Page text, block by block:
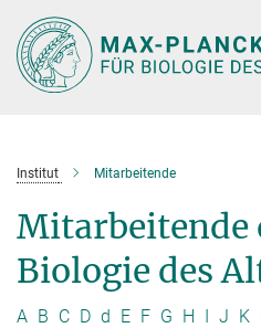
Hauptinhalt
Institut Mitarbeitende
Mitarbeitende
Biologie des
A B C D d E F G H I J K